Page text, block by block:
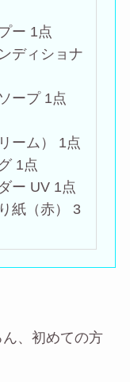
ー 1点
ディショナ
ープ 1点
ーム） 1点
1点
ー UV 1点
紙（赤） 3
、初めての方